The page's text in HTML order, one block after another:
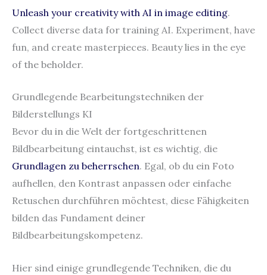
Unleash your creativity with AI in image editing.
Collect diverse data for training AI. Experiment, have
fun, and create masterpieces. Beauty lies in the eye
of the beholder.
Grundlegende Bearbeitungstechniken der
Bilderstellungs KI
Bevor du in die Welt der fortgeschrittenen
Bildbearbeitung eintauchst, ist es wichtig, die
Grundlagen zu beherrschen. Egal, ob du ein Foto
aufhellen, den Kontrast anpassen oder einfache
Retuschen durchführen möchtest, diese Fähigkeiten
bilden das Fundament deiner
Bildbearbeitungskompetenz.
Hier sind einige grundlegende Techniken, die du